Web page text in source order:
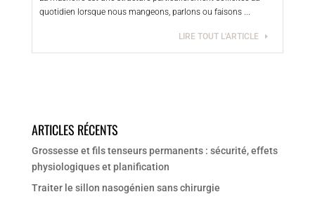
quotidien lorsque nous mangeons, parlons ou faisons ...
LIRE TOUT L'ARTICLE
ARTICLES RÉCENTS
Grossesse et fils tenseurs permanents : sécurité, effets
physiologiques et planification
Traiter le sillon nasogénien sans chirurgie